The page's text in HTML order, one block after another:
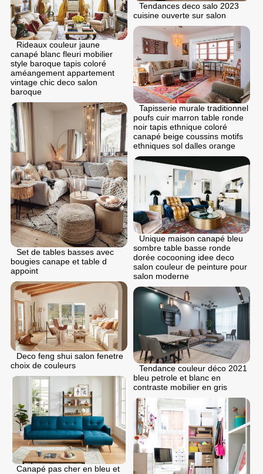
Tendances deco salo 2023
cuisine ouverte sur salon
Rideaux couleur jaune
canapé blanc fleuri mobilier
style baroque tapis coloré
améangement appartement
vintage chic deco salon
baroque
Tapisserie murale traditionnel
poufs cuir marron table ronde
noir tapis ethnique coloré
canapé beige coussins motifs
ethniques sol dalles orange
Set de tables basses avec
bougies canape et table d
appoint
Unique maison canapé bleu
sombre table basse ronde
dorée cocooning idee deco
salon couleur de peinture pour
salon moderne
Deco feng shui salon fenetre
choix de couleurs
Tendance couleur déco 2021
bleu petrole et blanc en
contraste mobilier en gris
Canapé pas cher en bleu et